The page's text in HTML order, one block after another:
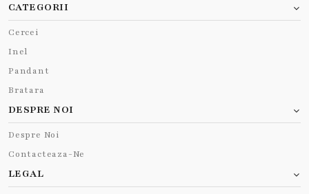
CATEGORII
Cercei
Inel
Pandant
Bratara
DESPRE NOI
Despre Noi
Contacteaza-Ne
LEGAL